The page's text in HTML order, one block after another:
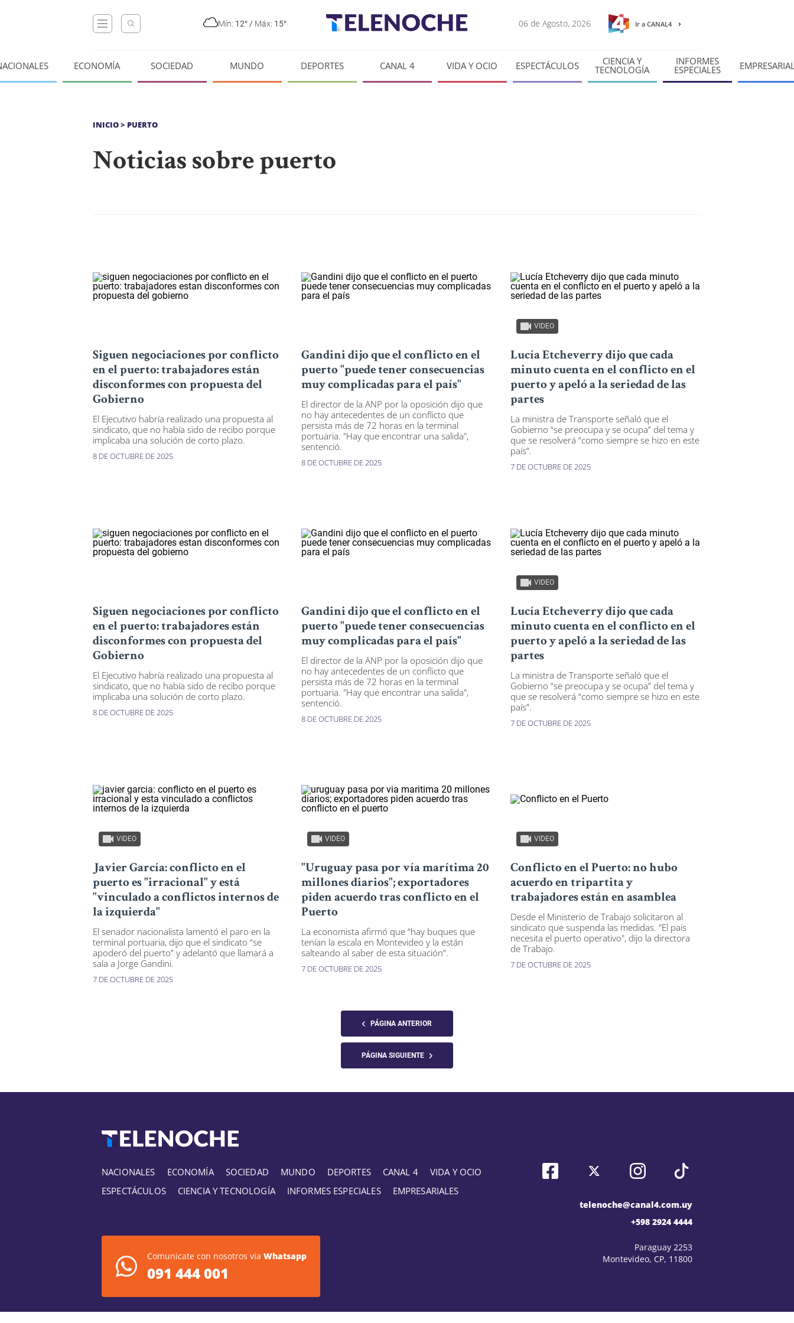
Mín: 12° / Máx: 15° 06 de Agosto, 2026 Ir a CANAL4
ECONOMÍA SOCIEDAD MUNDO DEPORTES CANAL 4 VIDA Y OCIO ESPECTÁCULOS CIENCIA Y
TECNOLOGÍA
INFORMES
ESPECIALES
INICIO> PUERTO
Noticias sobre puerto
Siguen negociaciones por conflicto
en el puerto: trabajadores están
disconformes con propuesta del
Gobierno
El Ejecutivo habría realizado una propuesta al
sindicato, que no había sido de recibo porque
implicaba una solución de corto plazo.
8 DE OCTUBRE DE 2025
Gandini dijo que el conflicto en el
puerto "puede tener consecuencias
muy complicadas para el país"
El director de la ANP por la oposición dijo que
no hay antecedentes de un conflicto que
persista más de 72 horas en la terminal
portuaria. "Hay que encontrar una salida",
sentenció.
8 DE OCTUBRE DE 2025
VIDEO
Lucía Etcheverry dijo que cada
minuto cuenta en el conflicto en el
puerto y apeló a la seriedad de las
partes
La ministra de Transporte señaló que el
Gobierno “se preocupa y se ocupa” del tema y
que se resolverá “como siempre se hizo en este
país”.
7 DE OCTUBRE DE 2025
Siguen negociaciones por conflicto
en el puerto: trabajadores están
disconformes con propuesta del
Gobierno
El Ejecutivo habría realizado una propuesta al
sindicato, que no había sido de recibo porque
implicaba una solución de corto plazo.
8 DE OCTUBRE DE 2025
Gandini dijo que el conflicto en el
puerto "puede tener consecuencias
muy complicadas para el país"
El director de la ANP por la oposición dijo que
no hay antecedentes de un conflicto que
persista más de 72 horas en la terminal
portuaria. "Hay que encontrar una salida",
sentenció.
8 DE OCTUBRE DE 2025
VIDEO
Lucía Etcheverry dijo que cada
minuto cuenta en el conflicto en el
puerto y apeló a la seriedad de las
partes
La ministra de Transporte señaló que el
Gobierno “se preocupa y se ocupa” del tema y
que se resolverá “como siempre se hizo en este
país”.
7 DE OCTUBRE DE 2025
VIDEO
Javier García: conflicto en el
puerto es "irracional" y está
"vinculado a conflictos internos de
la izquierda"
El senador nacionalista lamentó el paro en la
terminal portuaria, dijo que el sindicato “se
apoderó del puerto” y adelantó que llamará a
sala a Jorge Gandini.
7 DE OCTUBRE DE 2025
VIDEO
"Uruguay pasa por vía marítima 20
millones diarios"; exportadores
piden acuerdo tras conflicto en el
Puerto
La economista afirmó que “hay buques que
tenían la escala en Montevideo y la están
salteando al saber de esta situación”.
7 DE OCTUBRE DE 2025
VIDEO
Conflicto en el Puerto: no hubo
acuerdo en tripartita y
trabajadores están en asamblea
Desde el Ministerio de Trabajo solicitaron al
sindicato que suspenda las medidas. "El país
necesita el puerto operativo", dijo la directora
de Trabajo.
7 DE OCTUBRE DE 2025
PÁGINA ANTERIOR
PÁGINA SIGUIENTE
NACIONALES ECONOMÍA SOCIEDAD MUNDO DEPORTES CANAL 4
VIDA Y OCIO
ESPECTÁCULOS
CIENCIA Y TECNOLOGÍA INFORMES ESPECIALES EMPRESARIALES
Comunicate con nosotros via Whatsapp
091 444 001
telenoche@canal4.com.uy
+598 2924 4444
Paraguay 2253
Montevideo, CP, 11800